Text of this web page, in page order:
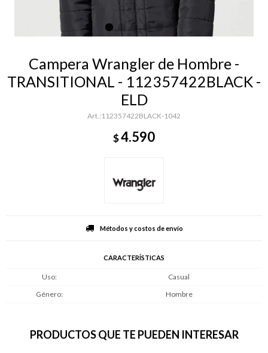
Campera Wrangler de Hombre -
TRANSITIONAL - 112357422BLACK -
ELD
112357422BLACK-1042
$4.590
Métodos y costos de envío
CARACTERÍSTICAS
Uso
Casual
Género
Hombre
PRODUCTOS QUE TE PUEDEN INTERESAR